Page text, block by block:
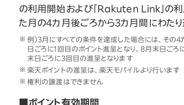
の利用開始および「Rakuten Link」の
た月の4カ月後ごろから3カ月間にわた
例）3月にすべての条件を達成した場合には、その
日ごろに1回目のポイント進呈となり、8月末日ごろ
末日ごろに3回目の進呈となります
楽天ポイントの進呈は、楽天モバイルより行います
権利の譲渡はできません
■ポイント有効期間